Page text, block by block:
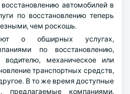
автомобилей в
по восстановлению теперь
чем роскошь.
о обширных услугах,
по восстановлению,
механическое или
транспортных средств,
В то же время доступные
компаниями,